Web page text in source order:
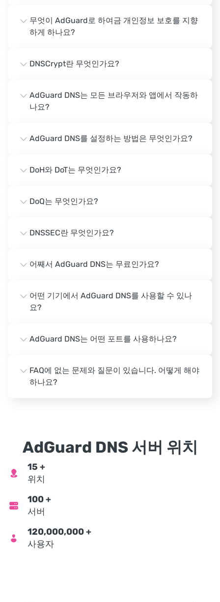
무엇이 AdGuard로 하여금 개인정보 보호를 지향
하게 하나요?
DNSCrypt란 무엇인가요?
AdGuard DNS는 모든 브라우저와 앱에서 작동하
나요?
AdGuard DNS를 설정하는 방법은 무엇인가요?
DoH와 DoT는 무엇인가요?
DoQ는 무엇인가요?
DNSSEC란 무엇인가요?
어째서 AdGuard DNS는 무료인가요?
어떤 기기에서 AdGuard DNS를 사용할 수 있나
요?
AdGuard DNS는 어떤 포트를 사용하나요?
FAQ에 없는 문제와 질문이 있습니다. 어떻게 해야
하나요?
AdGuard DNS 서버 위치
15 +
위치
100+
서버
120,000,000+
사용자